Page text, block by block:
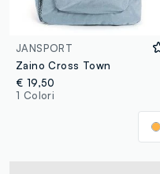
JANSPORT
Zaino Cross Town
€ 19,50
1 Colori